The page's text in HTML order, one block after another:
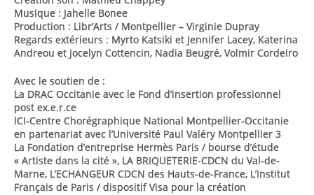
Musique : Jahelle Bonee
Production : Libr’Arts / Montpellier – Virginie Dupray
Regards extérieurs : Myrto Katsiki et Jennifer Lacey, Katerina
Andreou et Jocelyn Cottencin, Nadia Beugré, Volmir Cordeiro
Avec le soutien de :
La DRAC Occitanie avec le Fond d’insertion professionnel
post ex.e.r.ce
lCI-Centre Chorégraphique National Montpellier-Occitanie
en partenariat avec l’Université Paul Valéry Montpellier 3
La Fondation d’entreprise Hermès Paris / bourse d’étude
« Artiste dans la cité », LA BRIQUETERIE-CDCN du Val-de-
Marne, L’ECHANGEUR CDCN des Hauts-de-France, L’Institut
Français de Paris / dispositif Visa pour la création